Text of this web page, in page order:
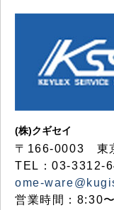
(株)クギセイ
〒166-0003 東
TEL：03-3312-
ome-
営業時間：8:30